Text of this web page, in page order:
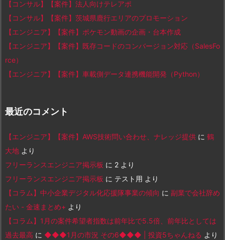
【コンサル】【案件】法人向けテレアポ
【コンサル】【案件】茨城県鹿行エリアのプロモーション
【エンジニア】【案件】ポケモン動画の企画・台本作成
【エンジニア】【案件】既存コードのコンバージョン対応（SalesFo
rce）
【エンジニア】【案件】車載側データ連携機能開発（Python）
最近のコメント
【エンジニア】【案件】AWS技術問い合わせ、ナレッジ提供 に 鶴
大地 より
フリーランスエンジニア掲示板 に 2 より
フリーランスエンジニア掲示板 に テスト用 より
【コラム】中小企業デジタル化応援隊事業の傾向 に 副業で会社辞め
たい - 金速まとめ+ より
【コラム】1月の案件希望者指数は前年比で5.5倍、前年比としては
過去最高 に ◆◆◆1月の市況 その6◆◆◆ | 投資5ちゃんねる より